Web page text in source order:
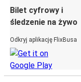
Bilet cyfrowy i
śledzenie na żywo
Odkryj aplikację FlixBusa